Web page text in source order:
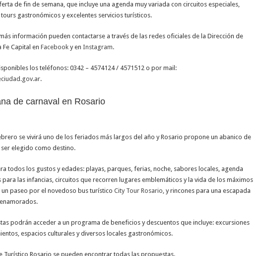
de fin de semana, que incluye una agenda muy variada con circuitos especiales,
gastronómicos y excelentes servicios turísticos.
información pueden contactarse a través de las redes oficiales de la Dirección de
Fe Capital en Facebook y en Instagram.
los teléfonos: 0342 – 4574124 / 4571512 o por mail:
.
de carnaval en Rosario
se vivirá uno de los feriados más largos del año y Rosario propone un abanico de
elegido como destino.
todos los gustos y edades: playas, parques, ferias, noche, sabores locales, agenda
para las infancias, circuitos que recorren lugares emblemáticos y la vida de los máximos
paseo por el novedoso bus turístico City Tour Rosario, y rincones para una escapada
podrán acceder a un programa de beneficios y descuentos que incluye: excursiones
espacios culturales y diversos locales gastronómicos.
Turístico Rosario se pueden encontrar todas las propuestas.